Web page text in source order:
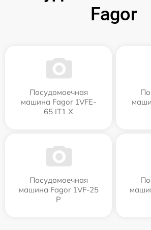
Fagor
Посудомоечная
машина Fagor 1VFE-
65 IT1 X
Посудомоечная
машина Fagor 1VF-25
P